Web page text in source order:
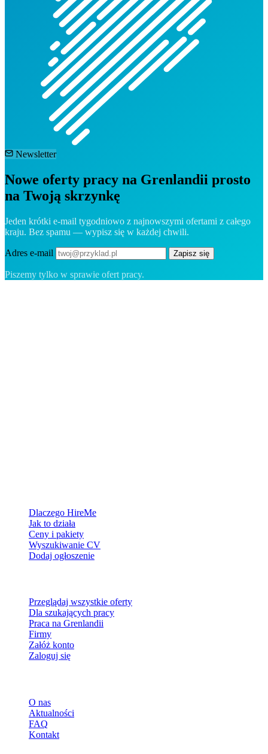
Newsletter
Nowe oferty pracy na Grenlandii prosto
na Twoją skrzynkę
Jeden krótki e-mail tygodniowo z najnowszymi ofertami z całego
kraju. Bez spamu — wypisz się w każdej chwili.
Adres e-mail Zapisz się
Piszemy tylko w sprawie ofert pracy.
Dlaczego HireMe
Jak to działa
Ceny i pakiety
Wyszukiwanie CV
Dodaj ogłoszenie
Przeglądaj wszystkie oferty
Dla szukających pracy
Praca na Grenlandii
Firmy
Załóż konto
Zaloguj się
O nas
Aktualności
FAQ
Kontakt